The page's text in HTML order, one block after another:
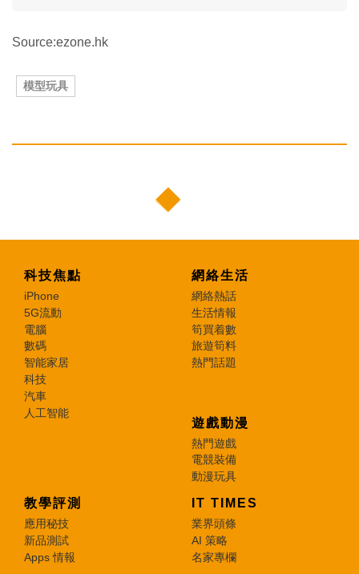
Source:ezone.hk
模型玩具
科技焦點
iPhone
5G流動
電腦
數碼
智能家居
科技
汽車
人工智能
網絡生活
網絡熱話
生活情報
筍買着數
旅遊筍料
熱門話題
遊戲動漫
熱門遊戲
電競裝備
動漫玩具
教學評測
應用秘技
新品測試
Apps 情報
IT TIMES
業界頭條
AI 策略
名家專欄